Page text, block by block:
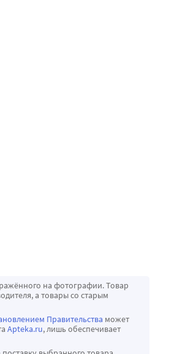
на фотографии. Товар
а товары со старым
Правительства может
Apteka.ru, лишь обеспечивает